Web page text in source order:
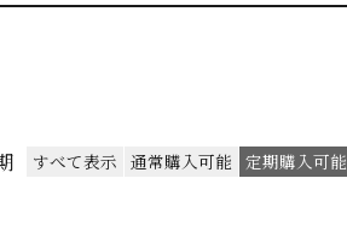
すべて表示 通常購入可能 定期購入可能